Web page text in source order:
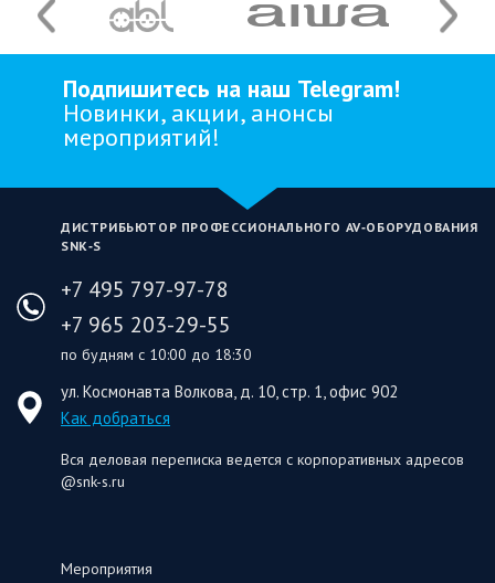
Подпишитесь на наш Telegram!
Новинки, акции, анонсы
мероприятий!
ДИСТРИБЬЮТОР ПРОФЕССИОНАЛЬНОГО AV‑ОБОРУДОВАНИЯ
SNK‑S
+7 495 797-97-78
+7 965 203-29-55
по будням с 10:00 до 18:30
ул. Космонавта Волкова, д. 10, стр. 1, офис 902
Как добраться
Вся деловая переписка ведется с корпоративных адресов
@snk-s.ru
Мероприятия